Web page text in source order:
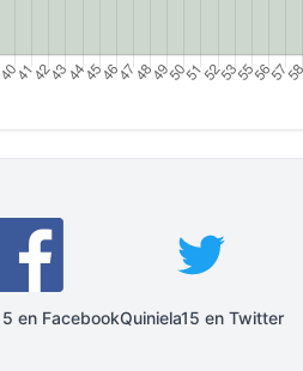
en FacebookQuiniela15 en Twitter